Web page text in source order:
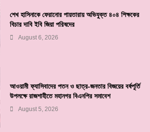
শেখ হাসিনাকে ফেরানোর পায়তারায় অভিযুক্ত ৪০৪ শিক্ষকের
বিচার দাবি ইবি জিয়া পরিষদের
August 6, 2026
আওয়ামী ফ্যাসিবাদের পতন ও ছাত্র-জনতার বিজয়ের বর্ষপূর্তি
উপলক্ষে রাজশাহীতে মহানগর বিএনপির সমাবেশ
August 5, 2026